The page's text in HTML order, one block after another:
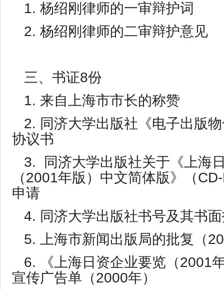
1. 杨绍刚律师的一审辩护词
2. 杨绍刚律师的二审辩护意见
三、书证8份
1. 来自上海市市长的称赞
2. 同济大学出版社《电子出版
协议书
3. 同济大学出版社关于《上海
（2001年版）中文简体版》（
申请
4. 同济大学出版社书号及其书
5. 上海市新闻出版局的批复（
6. 《上海日资企业要览（2001
宣传广告单（2000年）